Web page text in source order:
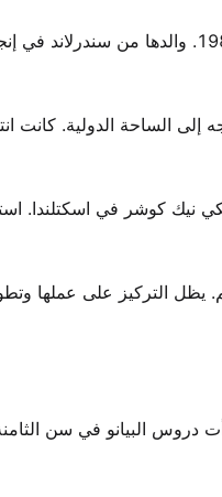
قصتها تبدأ في إنفرنيس، اسكتلندا. ولدت كارين شيلا غيلان
الساحة الدولية. كانت
تزوجت من الكوميدي الأمريكي نيك كوشر
يظل التركيز على عملها
البيانو في سن